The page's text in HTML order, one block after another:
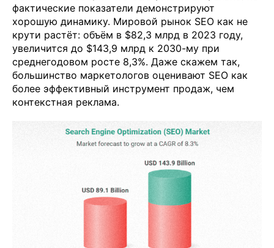
фактические показатели демонстрируют
хорошую динамику. Мировой рынок SEO как не
крути растёт: объём в $82,3 млрд в 2023 году,
увеличится до $143,9 млрд к 2030-му при
среднегодовом росте 8,3%. Даже скажем так,
большинство маркетологов оценивают SEO как
более эффективный инструмент продаж, чем
контекстная реклама.